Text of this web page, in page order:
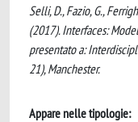
Selli, D., Fazio, G.,
(2017). Interfaces:
presentato a:
21), Manchester.
Appare nelle tipologie: